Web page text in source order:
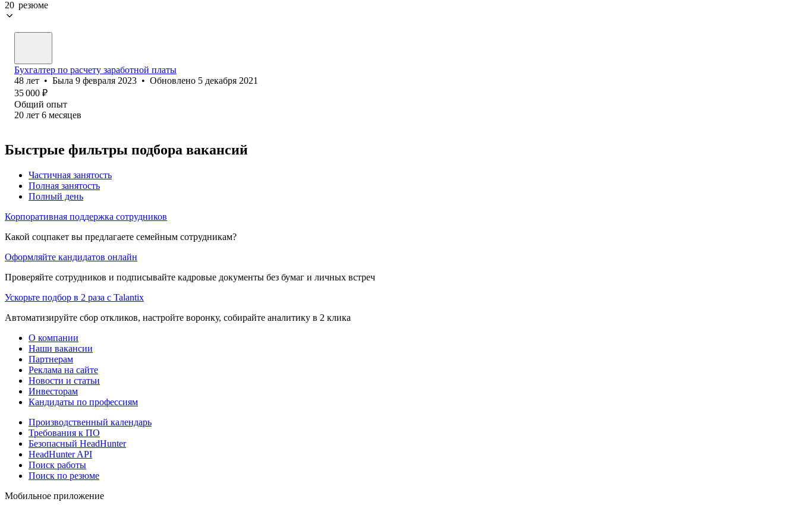
20 резюме
Бухгалтер по расчету заработной платы
48 лет • Была 9 февраля 2023 • Обновлено 5 декабря 2021
35 000 ₽
Общий опыт
20 лет 6 месяцев
Быстрые фильтры подбора вакансий
Частичная занятость
Полная занятость
Полный день
Корпоративная поддержка сотрудников
Какой соцпакет вы предлагаете семейным сотрудникам?
Оформляйте кандидатов онлайн
Проверяйте сотрудников и подписывайте кадровые документы без бумаг и личных встреч
Ускорьте подбор в 2 раза с Talantix
Автоматизируйте сбор откликов, настройте воронку, собирайте аналитику в 2 клика
О компании
Наши вакансии
Партнерам
Реклама на сайте
Новости и статьи
Инвесторам
Кандидаты по профессиям
Производственный календарь
Требования к ПО
Безопасный HeadHunter
HeadHunter API
Поиск работы
Поиск по резюме
Мобильное приложение